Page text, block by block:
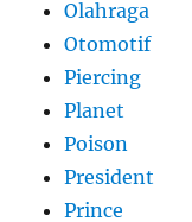
Olahraga
Otomotif
Piercing
Planet
Poison
President
Prince